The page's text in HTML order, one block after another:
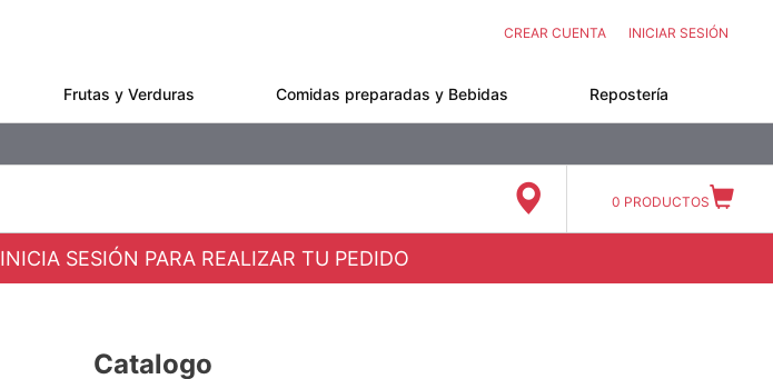
CREAR CUENTA INICIAR SESIÓN
Frutas y Verduras Comidas preparadas y Bebidas Repostería
0 PRODUCTOS
INICIA SESIÓN PARA REALIZAR TU PEDIDO
Catalogo